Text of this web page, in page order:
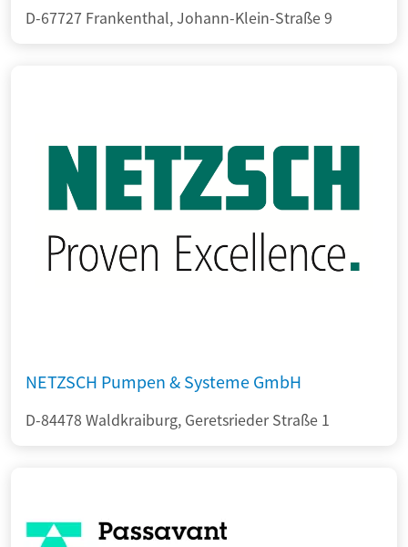
D-67727 Frankenthal, Johann-Klein-Straße 9
NETZSCH Pumpen & Systeme GmbH
D-84478 Waldkraiburg, Geretsrieder Straße 1